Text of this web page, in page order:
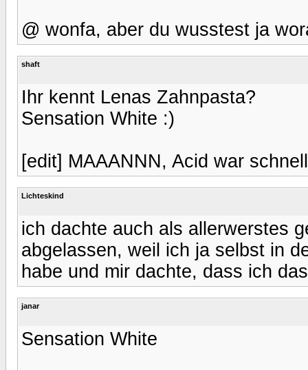
@ wonfa, aber du wusstest ja
shaft
Ihr kennt Lenas Zahnpasta?
Sensation White :)
[edit] MAAANNN, Acid war
Lichteskind
ich dachte auch als allerwerstes
abgelassen, weil ich ja selbst in
habe und mir dachte, dass ich
janar
Sensation White